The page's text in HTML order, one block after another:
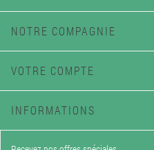
NOTRE COMPAGNIE
VOTRE COMPTE
INFORMATIONS